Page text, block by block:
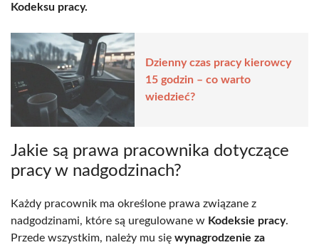
Kodeksu pracy.
Dzienny czas pracy kierowcy
15 godzin – co warto
wiedzieć?
Jakie są prawa pracownika dotyczące
pracy w nadgodzinach?
Każdy pracownik ma określone prawa związane z
nadgodzinami, które są uregulowane w Kodeksie pracy.
Przede wszystkim, należy mu się wynagrodzenie za